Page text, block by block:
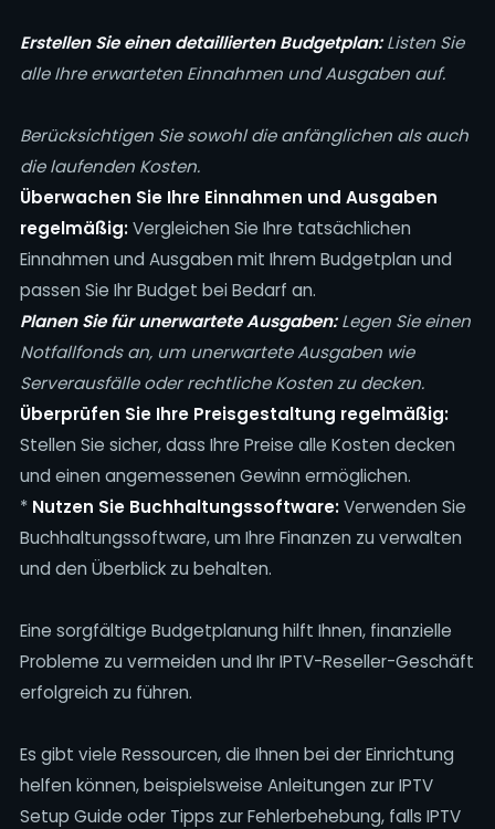
Erstellen Sie einen detaillierten Budgetplan:Listen Sie
alle Ihre erwarteten Einnahmen und Ausgaben auf.
Berücksichtigen Sie sowohl die anfänglichen als auch
die laufenden Kosten.
Überwachen Sie Ihre Einnahmen und Ausgaben
regelmäßig:Vergleichen Sie Ihre tatsächlichen
Einnahmen und Ausgaben mit Ihrem Budgetplan und
passen Sie Ihr Budget bei Bedarf an.
Planen Sie für unerwartete Ausgaben:Legen Sie einen
Notfallfonds an, um unerwartete Ausgaben wie
Serverausfälle oder rechtliche Kosten zu decken.
Überprüfen Sie Ihre Preisgestaltung regelmäßig:
Stellen Sie sicher, dass Ihre Preise alle Kosten decken
und einen angemessenen Gewinn ermöglichen.
* Nutzen Sie Buchhaltungssoftware:Verwenden Sie
Buchhaltungssoftware, um Ihre Finanzen zu verwalten
und den Überblick zu behalten.
Eine sorgfältige Budgetplanung hilft Ihnen, finanzielle
Probleme zu vermeiden und Ihr IPTV-Reseller-Geschäft
erfolgreich zu führen.
Es gibt viele Ressourcen, die Ihnen bei der Einrichtung
helfen können, beispielsweise Anleitungen zur IPTV
Setup Guide oder Tipps zur Fehlerbehebung, falls IPTV